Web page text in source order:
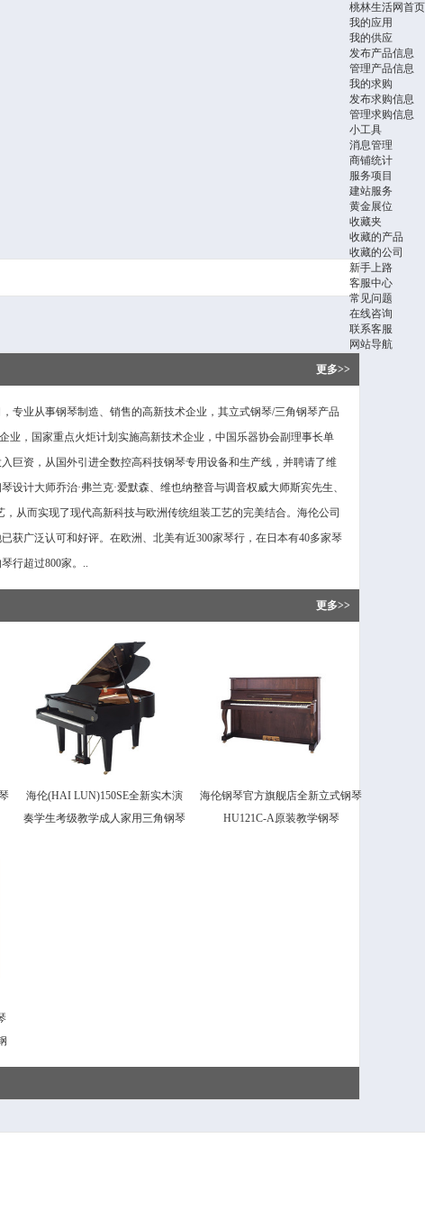
桃林生活网首页
我的应用
我的供应
发布产品信息
管理产品信息
我的求购
发布求购信息
管理求购信息
小工具
消息管理
商铺统计
服务项目
建站服务
黄金展位
收藏夹
收藏的产品
收藏的公司
新手上路
客服中心
常见问题
在线咨询
联系客服
网站导航
更多>>
专业从事钢琴制造、销售的高新技术企业，其立式钢琴/三角钢琴产品
业，国家重点火炬计划实施高新技术企业，中国乐器协会副理事长单
巨资，从国外引进全数控高科技钢琴专用设备和生产线，并聘请了维
计大师乔治·弗兰克·爱默森、维也纳整音与调音权威大师斯宾先生、
从而实现了现代高新科技与欧洲传统组装工艺的完美结合。海伦公司
获广泛认可和好评。在欧洲、北美有近300家琴行，在日本有40多家琴
行超过800家。..
更多>>
海伦(HAI LUN)150SE全新实木演
奏学生考级教学成人家用三角钢琴
海伦钢琴官方旗舰店全新立式钢琴
HU121C-A原装教学钢琴